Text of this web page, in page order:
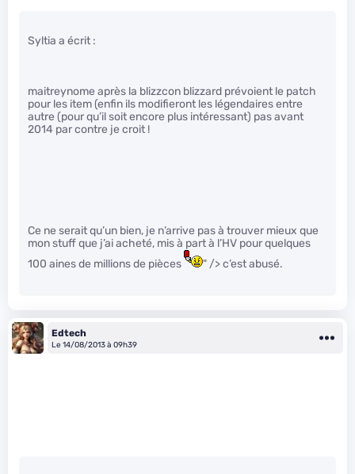
Syltia a écrit :
maitreynome après la blizzcon blizzard prévoient le patch
pour les item (enfin ils modifieront les légendaires entre
autre (pour qu’il soit encore plus intéressant) pas avant
2014 par contre je croit !
Ce ne serait qu’un bien, je n’arrive pas à trouver mieux que
mon stuff que j’ai acheté, mis à part à l’HV pour quelques
100 aines de millions de pièces
" /> c’est abusé.
Edtech
Le 14/08/2013 à 09h39